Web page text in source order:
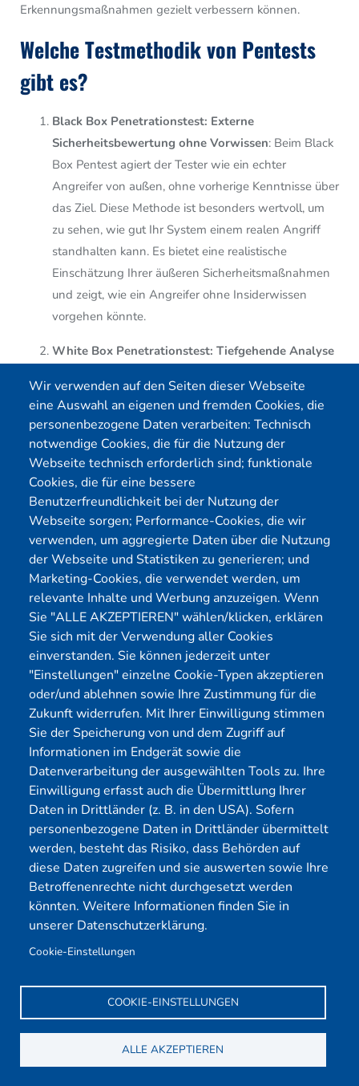
Erkennungsmaßnahmen gezielt verbessern können.
Welche Testmethodik von Pentests
gibt es?
Black Box Penetrationstest: Externe
Sicherheitsbewertung ohne Vorwissen: Beim Black
Box Pentest agiert der Tester wie ein echter
Angreifer von außen, ohne vorherige Kenntnisse über
das Ziel. Diese Methode ist besonders wertvoll, um
zu sehen, wie gut Ihr System einem realen Angriff
standhalten kann. Es bietet eine realistische
Einschätzung Ihrer äußeren Sicherheitsmaßnahmen
und zeigt, wie ein Angreifer ohne Insiderwissen
vorgehen könnte.
White Box Penetrationstest: Tiefgehende Analyse
dazu erhält der Tester beim White Box Pentest
umfassenden Zugang zu allen relevanten
Informationen Ihres Systems, einschließlich
Netzwerkdiagrammen und Quellcode. Diese
Methode ermöglicht eine tiefgreifende Analyse und
Identifizierung von Schwachstellen, die sonst
verborgen bleiben könnten. Sie ist ideal, um die
interne Sicherheit Ihres Systems zu bewerten und
sicherzustellen, dass auch bei detailliertem Wissen
über Ihre Infrastruktur keine Schwachstellen
ausgenutzt werden können.
Grey Box Penetrationstest: Effiziente
Sicherheitsprüfung mit begrenzten Informationen
Der Grey Box Pentest stellt eine Mischform dar, bei
der der Tester begrenzte Informationen über das
System erhält. Dieser Ansatz bietet einen
Kompromiss zwischen Black und White Box Testing
und ist effektiv, um sowohl die Außen- als auch die
Innensicherheit Ihres Systems zu bewerten. Er bietet
realistische Testbedingungen, da er die Perspektive
eines teilweise informierten Angreifers nachahmt. Die
meisten unserer Kunden entscheiden sich für einen
Grey Box Pentest, weil dieser ein sehr
ausgewogenes Verhältnis von Leistung und Kosten
bietet.
Yekta IT: Ihr Anbieter für
professionelle Pentests
Bei Yekta IT bieten wirmaßgeschneiderte Penetrationstests
Wir verwenden auf den Seiten dieser Webseite
eine Auswahl an eigenen und fremden Cookies, die
personenbezogene Daten verarbeiten: Technisch
notwendige Cookies, die für die Nutzung der
Webseite technisch erforderlich sind; funktionale
Cookies, die für eine bessere
Benutzerfreundlichkeit bei der Nutzung der
Webseite sorgen; Performance-Cookies, die wir
verwenden, um aggregierte Daten über die Nutzung
der Webseite und Statistiken zu generieren; und
Marketing-Cookies, die verwendet werden, um
relevante Inhalte und Werbung anzuzeigen. Wenn
Sie "ALLE AKZEPTIEREN" wählen/klicken, erklären
Sie sich mit der Verwendung aller Cookies
einverstanden. Sie können jederzeit unter
"Einstellungen" einzelne Cookie-Typen akzeptieren
oder/und ablehnen sowie Ihre Zustimmung für die
Zukunft widerrufen. Mit Ihrer Einwilligung stimmen
Sie der Speicherung von und dem Zugriff auf
Informationen im Endgerät sowie die
Datenverarbeitung der ausgewählten Tools zu. Ihre
Einwilligung erfasst auch die Übermittlung Ihrer
Daten in Drittländer (z. B. in den USA). Sofern
personenbezogene Daten in Drittländer übermittelt
werden, besteht das Risiko, dass Behörden auf
diese Daten zugreifen und sie auswerten sowie Ihre
Betroffenenrechte nicht durchgesetzt werden
könnten. Weitere Informationen finden Sie in
unserer Datenschutzerklärung.
Cookie-Einstellungen
COOKIE-EINSTELLUNGEN
ALLE AKZEPTIEREN